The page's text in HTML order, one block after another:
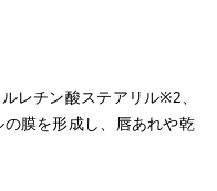
レチン酸ステアリル※2、
膜を形成し、唇あれや乾